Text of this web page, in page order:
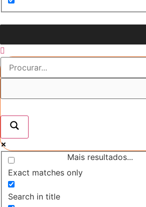
Mais resultados...
Exact matches only
Search in title